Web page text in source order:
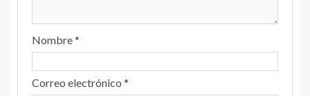
Nombre*
Correo electrónico *